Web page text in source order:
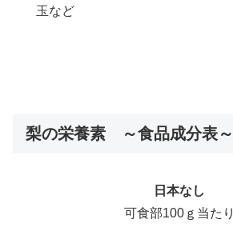
玉など
梨の栄養素 ～食品成分表～
日本なし
可食部100ｇ当たり